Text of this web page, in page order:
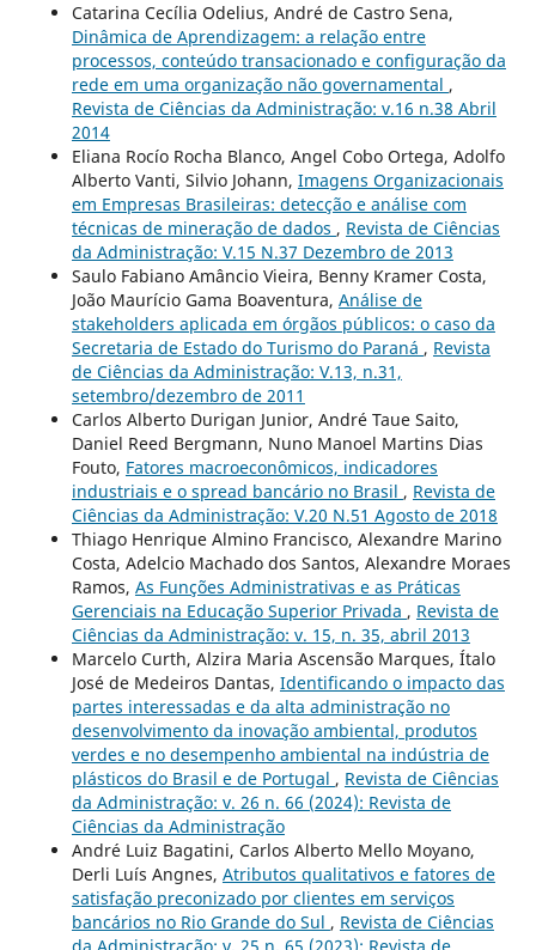
Catarina Cecília Odelius, André de Castro Sena,
Dinâmica de Aprendizagem: a relação entre
processos, conteúdo transacionado e configuração da
rede em uma organização não governamental ,
Revista de Ciências da Administração: v.16 n.38 Abril
2014
Eliana Rocío Rocha Blanco, Angel Cobo Ortega, Adolfo
Alberto Vanti, Silvio Johann, Imagens Organizacionais
em Empresas Brasileiras: detecção e análise com
técnicas de mineração de dados , Revista de Ciências
da Administração: V.15 N.37 Dezembro de 2013
Saulo Fabiano Amâncio Vieira, Benny Kramer Costa,
João Maurício Gama Boaventura, Análise de
stakeholders aplicada em órgãos públicos: o caso da
Secretaria de Estado do Turismo do Paraná , Revista
de Ciências da Administração: V.13, n.31,
setembro/dezembro de 2011
Carlos Alberto Durigan Junior, André Taue Saito,
Daniel Reed Bergmann, Nuno Manoel Martins Dias
Fouto, Fatores macroeconômicos, indicadores
industriais e o spread bancário no Brasil , Revista de
Ciências da Administração: V.20 N.51 Agosto de 2018
Thiago Henrique Almino Francisco, Alexandre Marino
Costa, Adelcio Machado dos Santos, Alexandre Moraes
Ramos, As Funções Administrativas e as Práticas
Gerenciais na Educação Superior Privada , Revista de
Ciências da Administração: v. 15, n. 35, abril 2013
Marcelo Curth, Alzira Maria Ascensão Marques, Ítalo
José de Medeiros Dantas, Identificando o impacto das
partes interessadas e da alta administração no
desenvolvimento da inovação ambiental, produtos
verdes e no desempenho ambiental na indústria de
plásticos do Brasil e de Portugal , Revista de Ciências
da Administração: v. 26 n. 66 (2024): Revista de
Ciências da Administração
André Luiz Bagatini, Carlos Alberto Mello Moyano,
Derli Luís Angnes, Atributos qualitativos e fatores de
satisfação preconizado por clientes em serviços
bancários no Rio Grande do Sul , Revista de Ciências